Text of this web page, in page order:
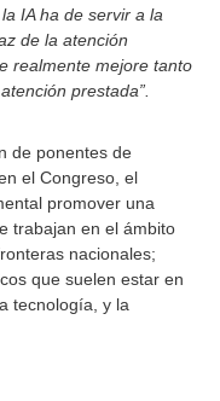
IA ha de servir a la
de la atención
realmente mejore tanto
prestada”.
de ponentes de
el Congreso, el
promover una
trabajan en el ámbito
nacionales;
que suelen estar en
tecnología, y la